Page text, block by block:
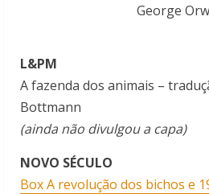
George
L&PM
A fazenda dos animais –
Bottmann
(ainda não divulgou a capa)
NOVO SÉCULO
Box A revolução dos bichos e